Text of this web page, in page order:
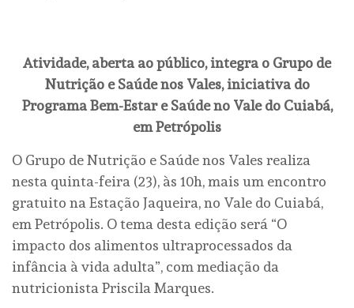
Atividade, aberta ao público, integra o Grupo de
Nutrição e Saúde nos Vales, iniciativa do
Programa Bem-Estar e Saúde no Vale do Cuiabá,
em Petrópolis
O Grupo de Nutrição e Saúde nos Vales realiza
nesta quinta-feira (23), às 10h, mais um encontro
gratuito na Estação Jaqueira, no Vale do Cuiabá,
em Petrópolis. O tema desta edição será “O
impacto dos alimentos ultraprocessados da
infância à vida adulta”, com mediação da
nutricionista Priscila Marques.